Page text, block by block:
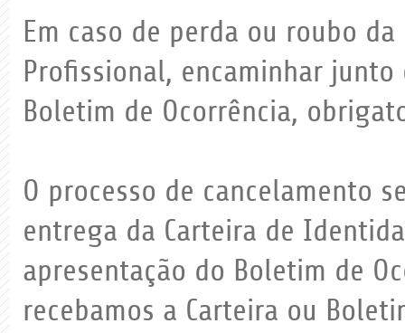
Em caso de perda ou roubo
Profissional, encaminhar
Boletim de Ocorrência,
O processo de cancelamento
entrega da Carteira de
apresentação do Boletim de
recebamos a Carteira ou